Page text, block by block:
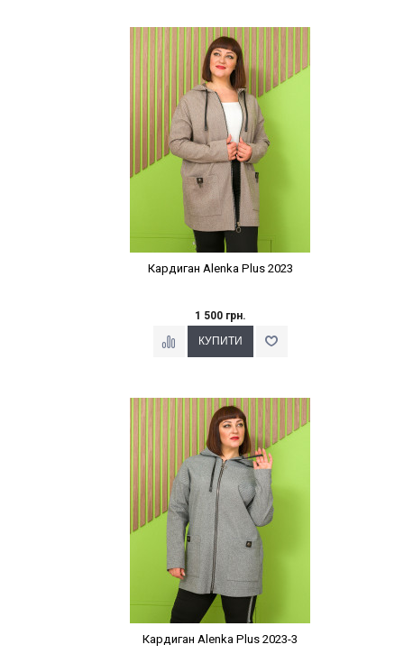
Наклейки Варіант з %
Кардиган Alenka Plus 2023
1 500 грн.
Наклейки Варіант з %
Кардиган Alenka Plus 2023-3